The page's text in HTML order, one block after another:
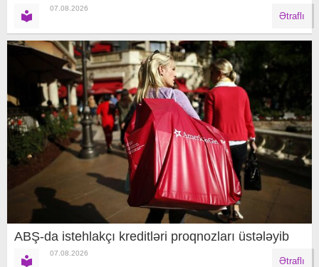
07.08.2026
Ətraflı
ABŞ-da istehlakçı kreditləri proqnozları üstələyib
07.08.2026
Ətraflı